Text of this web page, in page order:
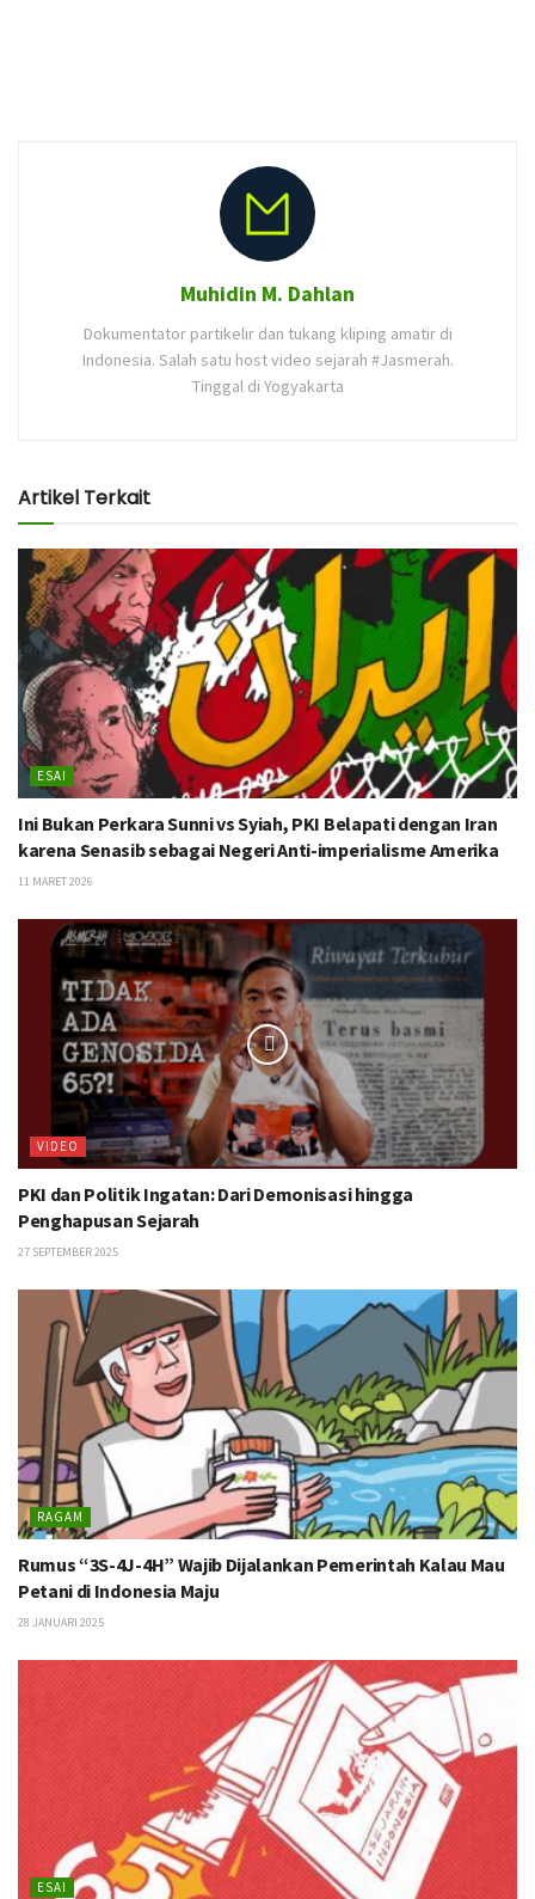
Muhidin M. Dahlan
Dokumentator partikelir dan tukang kliping amatir di
Indonesia. Salah satu host video sejarah #Jasmerah.
Tinggal di Yogyakarta
Artikel Terkait
ESAI
Ini Bukan Perkara Sunni vs Syiah, PKI Belapati dengan Iran
karena Senasib sebagai Negeri Anti-imperialisme Amerika
11 MARET 2026
VIDEO
PKI dan Politik Ingatan: Dari Demonisasi hingga
Penghapusan Sejarah
27 SEPTEMBER 2025
RAGAM
Rumus “3S-4J-4H” Wajib Dijalankan Pemerintah Kalau Mau
Petani di Indonesia Maju
28 JANUARI 2025
ESAI